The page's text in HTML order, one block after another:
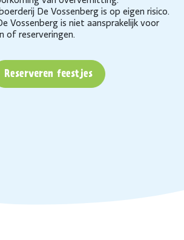
De Vossenberg is op eigen risico.
Vossenberg is niet aansprakelijk voor
of reserveringen.
Reserveren feestjes